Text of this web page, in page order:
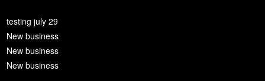
testing july 29
New business
New business
New business